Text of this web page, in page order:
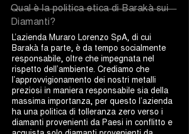
Qual è la politica etica di Barakà sui
Diamanti?
L’azienda Muraro Lorenzo SpA, di cui
Barakà fa parte, è da tempo socialmente
responsabile, oltre che impegnata nel
rispetto dell’ambiente. Crediamo che
l’approvvigionamento dei nostri metalli
preziosi in maniera responsabile sia della
massima importanza, per questo l’azienda
ha una politica di tolleranza zero verso i
diamanti provenienti da Paesi in conflitto e